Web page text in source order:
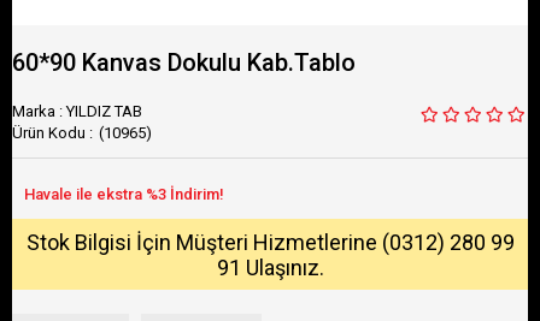
60*90 Kanvas Dokulu Kab.Tablo
Marka : YILDIZ TAB
(10965)
Stok Bilgisi İçin Müşteri Hizmetlerine (0312) 280 99
91 Ulaşınız.